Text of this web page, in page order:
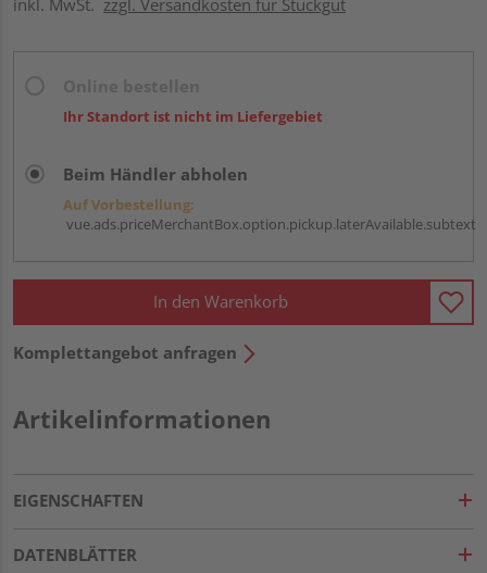
Ihr Standort ist nicht im Liefergebiet
Beim Händler abholen
Auf Vorbestellung:
vue.ads.priceMerchantBox.option.pickup.laterAvailable.subtext
In den Warenkorb
Komplettangebot anfragen
Artikelinformationen
EIGENSCHAFTEN
DATENBLÄTTER